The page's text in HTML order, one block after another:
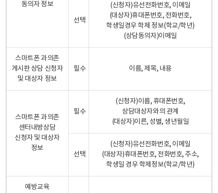
동의자 정보
선택
(신청자)유선전화번호, 이메일
(대상자)휴대폰번호, 전화번호,
학생일경우 학제 정보(학교/학년)
(상담동의자)이메일
스마트폰 과의존
게시판 상담 신청자
및 대상자 정보
필수 이름, 제목, 내용
스마트폰 과의존
센터내방상담
신청자 및 대상자
정보
필수
(신청자)이름, 휴대폰번호,
상담대상자와의 관계
(대상자)이른, 성별, 생년월일
선택
(신청자)유선전화번호, 이메일
(대상자)휴대폰번호, 전화번호, 주소,
학생일 경우 학제정보(학교/학년)
예방교육